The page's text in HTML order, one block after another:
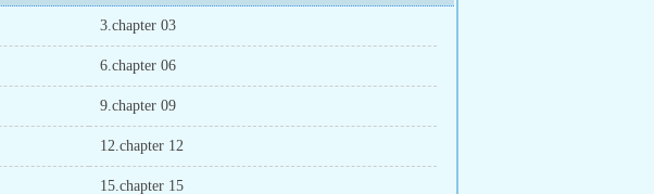
3.chapter 03
6.chapter 06
9.chapter 09
12.chapter 12
15.chapter 15